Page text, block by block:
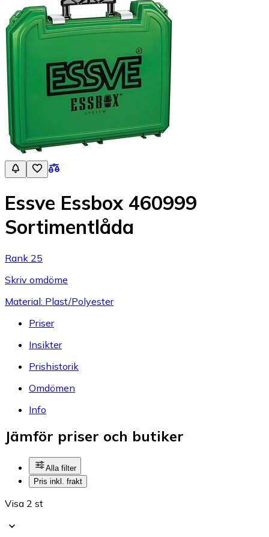
Essve Essbox 460999
Sortimentlåda
Rank 25
Skriv omdöme
Material: Plast/Polyester
Priser
Insikter
Prishistorik
Omdömen
Info
Jämför priser och butiker
Alla filter
Pris inkl. frakt
Visa 2 st